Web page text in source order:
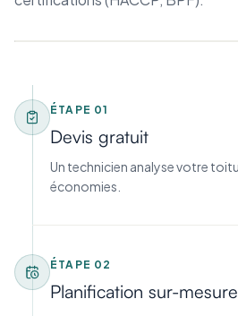
ÉTAPE 01
Devis gratuit
Un technicien analyse votre
économies.
ÉTAPE 02
Planification sur-mesure